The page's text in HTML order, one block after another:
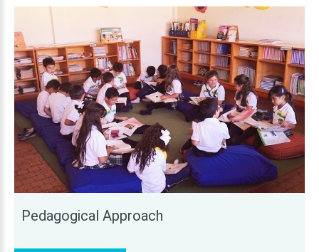
Pedagogical Approach